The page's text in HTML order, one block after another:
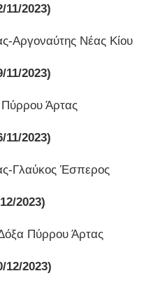
11/2023)
Αργοναύτης Νέας Κίου
11/2023)
Πύρρου Άρτας
11/2023)
Γλαύκος Έσπερος
2023)
Πύρρου Άρτας
12/2023)